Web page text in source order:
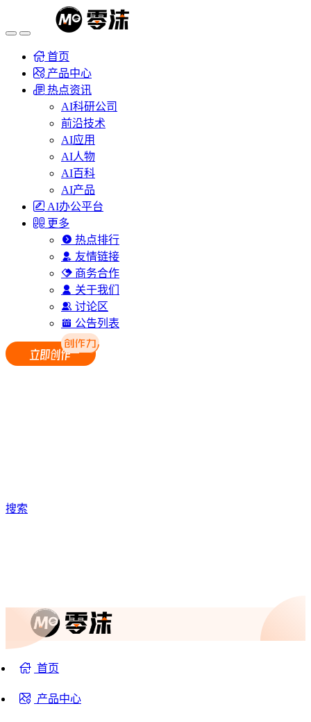
首页
产品中心
热点资讯
AI科研公司
前沿技术
AI应用
AI人物
AI百科
AI产品
AI办公平台
更多
热点排行
友情链接
商务合作
关于我们
讨论区
公告列表
搜索
首页
产品中心